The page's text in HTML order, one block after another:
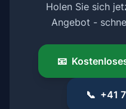
Holen Sie sich
Angebot -
📧
📞 +41